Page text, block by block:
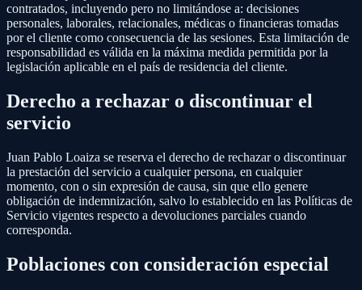
contratados, incluyendo pero no limitándose a: decisiones
personales, laborales, relacionales, médicas o financieras tomadas
por el cliente como consecuencia de las sesiones. Esta limitación de
responsabilidad es válida en la máxima medida permitida por la
legislación aplicable en el país de residencia del cliente.
Derecho a rechazar o discontinuar el
servicio
Juan Pablo Loaiza se reserva el derecho de rechazar o discontinuar
la prestación del servicio a cualquier persona, en cualquier
momento, con o sin expresión de causa, sin que ello genere
obligación de indemnización, salvo lo establecido en las Políticas de
Servicio vigentes respecto a devoluciones parciales cuando
corresponda.
Poblaciones con consideración especial